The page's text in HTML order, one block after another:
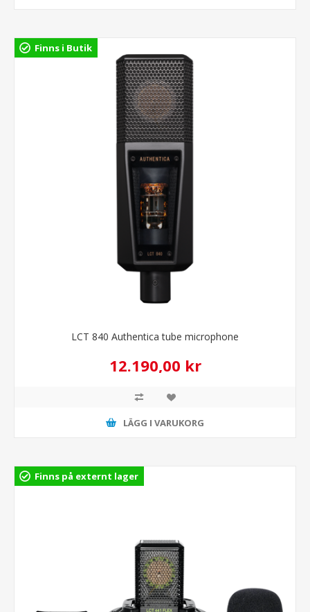
Finns i Butik
LCT 840 Authentica tube microphone
12.190,00 kr
LÄGG I VARUKORG
Finns på externt lager